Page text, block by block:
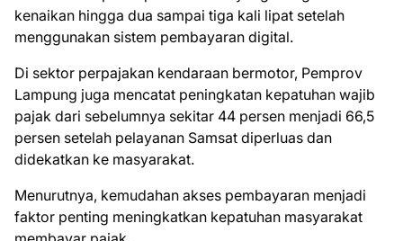
kenaikan hingga dua sampai tiga kali lipat setelah
menggunakan sistem pembayaran digital.
Di sektor perpajakan kendaraan bermotor, Pemprov
Lampung juga mencatat peningkatan kepatuhan wajib
pajak dari sebelumnya sekitar 44 persen menjadi 66,5
persen setelah pelayanan Samsat diperluas dan
didekatkan ke masyarakat.
Menurutnya, kemudahan akses pembayaran menjadi
faktor penting meningkatkan kepatuhan masyarakat